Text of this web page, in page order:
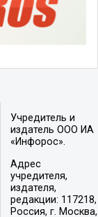
Учредитель и
издатель ООО ИА
«Инфорос».
Адрес
учредителя,
издателя,
редакции: 117218,
Россия, г. Москва,